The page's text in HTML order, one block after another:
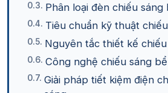
Phân loại đèn chiếu sáng
Tiêu chuẩn kỹ thuật
Nguyên tắc thiết kế
Công nghệ chiếu sáng
Giải pháp tiết kiệm điện